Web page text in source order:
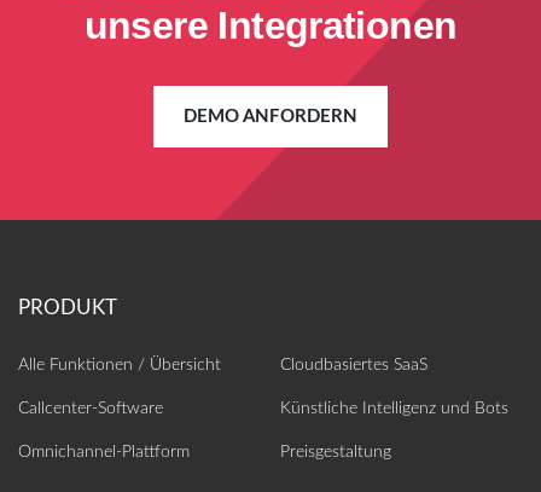
unsere Integrationen
DEMO ANFORDERN
Alle Funktionen / Übersicht
Callcenter-Software
Omnichannel-Plattform
Cloudbasiertes SaaS
Künstliche Intelligenz und Bots
Preisgestaltung